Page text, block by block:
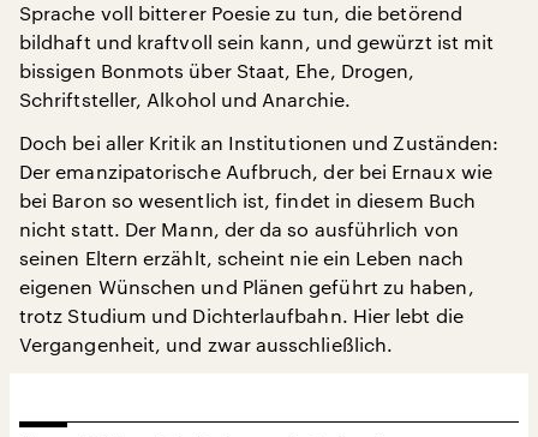
Sprache voll bitterer Poesie zu tun, die betörend
bildhaft und kraftvoll sein kann, und gewürzt ist mit
bissigen Bonmots über Staat, Ehe, Drogen,
Schriftsteller, Alkohol und Anarchie.
Doch bei aller Kritik an Institutionen und Zuständen:
Der emanzipatorische Aufbruch, der bei Ernaux wie
bei Baron so wesentlich ist, findet in diesem Buch
nicht statt. Der Mann, der da so ausführlich von
seinen Eltern erzählt, scheint nie ein Leben nach
eigenen Wünschen und Plänen geführt zu haben,
trotz Studium und Dichterlaufbahn. Hier lebt die
Vergangenheit, und zwar ausschließlich.